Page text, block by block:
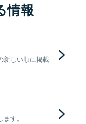
情報
新しい順に掲載
す。